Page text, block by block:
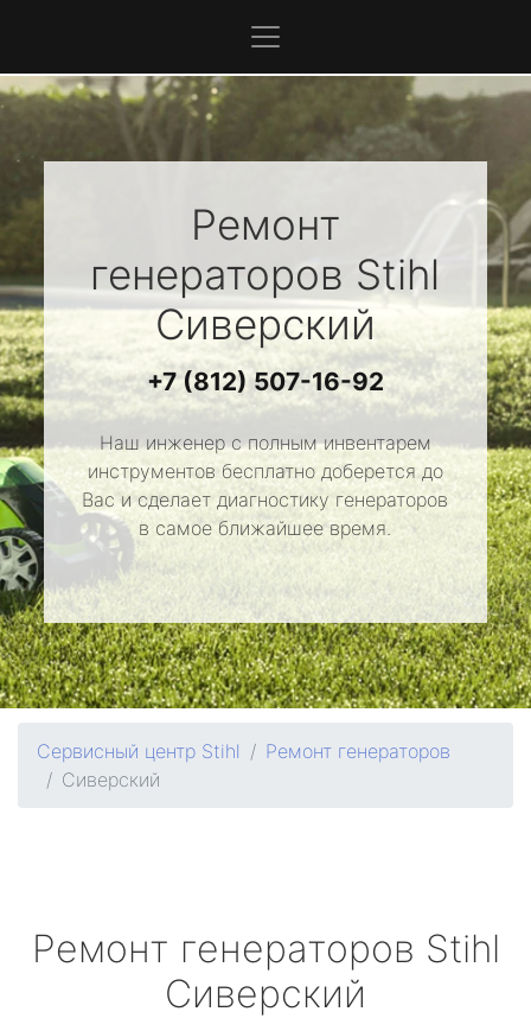
Ремонт
генераторов Stihl
Сиверский
+7 (812) 507-16-92
Наш инженер с полным инвентарем
инструментов бесплатно доберется до
Вас и сделает диагностику генераторов
в самое ближайшее время.
Сервисный центр Stihl
Ремонт генераторов
Сиверский
Ремонт генераторов Stihl
Сиверский